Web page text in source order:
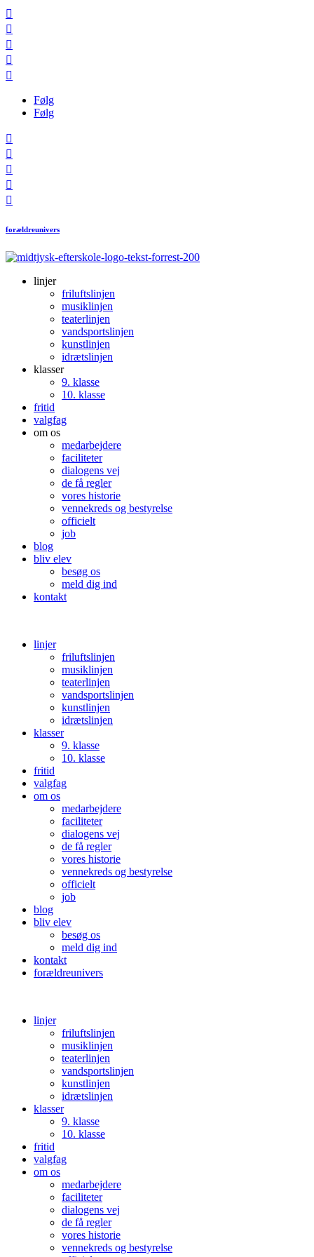





Følg
Følg





forældreunivers
linjer
friluftslinjen
musiklinjen
teaterlinjen
vandsportslinjen
kunstlinjen
idrætslinjen
klasser
9. klasse
10. klasse
fritid
valgfag
om os
medarbejdere
faciliteter
dialogens vej
de få regler
vores historie
vennekreds og bestyrelse
officielt
job
blog
bliv elev
besøg os
meld dig ind
kontakt
linjer
friluftslinjen
musiklinjen
teaterlinjen
vandsportslinjen
kunstlinjen
idrætslinjen
klasser
9. klasse
10. klasse
fritid
valgfag
om os
medarbejdere
faciliteter
dialogens vej
de få regler
vores historie
vennekreds og bestyrelse
officielt
job
blog
bliv elev
besøg os
meld dig ind
kontakt
forældreunivers
linjer
friluftslinjen
musiklinjen
teaterlinjen
vandsportslinjen
kunstlinjen
idrætslinjen
klasser
9. klasse
10. klasse
fritid
valgfag
om os
medarbejdere
faciliteter
dialogens vej
de få regler
vores historie
vennekreds og bestyrelse